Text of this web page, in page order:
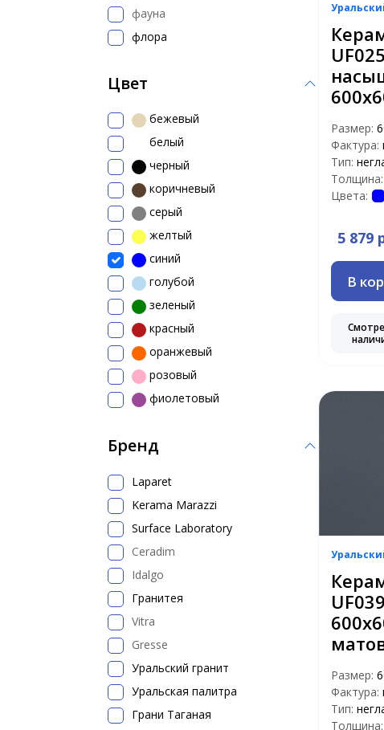
фауна
флора
Цвет
бежевый
белый
черный
коричневый
серый
желтый
синий
голубой
зеленый
красный
оранжевый
розовый
фиолетовый
Бренд
Laparet
Kerama Marazzi
Surface Laboratory
Ceradim
Idalgo
Гранитея
Vitra
Gresse
Уральский гранит
Уральская палитра
Грани Таганая
Размер:
Фактура:
Тип:
Толщина:
Цвета:
5 879
В
Размер:
Фактура:
Тип:
Толщина: